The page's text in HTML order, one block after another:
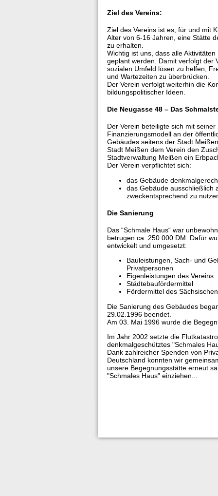
Ziel des Vereins:
Ziel des Vereins ist es, für und mit
Alter von 6-16 Jahren, eine Stätte
zu erhalten.
Wichtig ist uns, dass alle
geplant werden. Damit verfolgt der
sozialen Umfeld lösen zu helfen,
und Wartezeiten zu überbrücken.
Der Verein verfolgt weiterhin die
bildungspolitischer Ideen.
Die Neugasse 48 – Das
Der Verein beteiligte sich mit
Finanzierungsmodell an der
Gebäudes seitens der Stadt
Stadt Meißen dem Verein den
Stadtverwaltung Meißen ein
Der Verein verpflichtet sich:
das Gebäude
das Gebäude ausschließlich
zweckentsprechend zu
Die Sanierung
Das “Schmale Haus“ war
betrugen ca. 250.000 DM. Dafür
entwickelt und umgesetzt:
Bauleistungen, Sach- und
Privatpersonen
Eigenleistungen des Vereins
Städtebaufördermittel
Fördermittel des
Die Sanierung des Gebäudes
29.02.1996 beendet.
Am 03. Mai 1996 wurde die
Im Jahr 2002 setzte die
denkmalgeschütztes "Schmales
Dank zahlreicher Spenden von
Deutschland konnten wir
unsere Begegnungsstätte erneut
"Schmales Haus" einziehen...